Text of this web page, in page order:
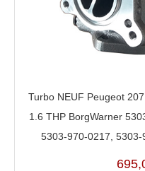
Turbo NEUF Peugeot
1.6 THP BorgWarner
5303-970-0217,